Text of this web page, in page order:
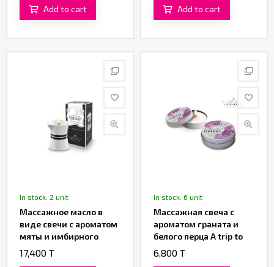
«System JO»
Add to cart Add to cart
In stock: 2 unit
Массажное масло в
виде свечи с ароматом
мяты и имбирного
бисквита «Petits
Joujoux Romantic
17,400 T
In stock: 6 unit
Массажная свеча с
ароматом граната и
белого перца A trip to
the Orient «Petits
Joujoux» от «Mystim» 43
6,800 T